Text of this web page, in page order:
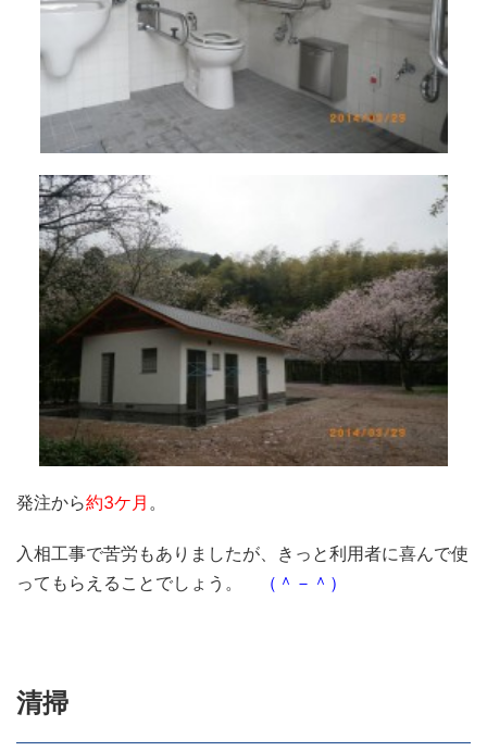
発注から約3ケ月 。
入相工事で苦労もありましたが、きっと利用者に喜んで使
ってもらえることでしょう。
（＾－＾）
清掃